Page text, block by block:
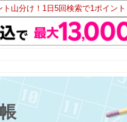
ト山分け！1日5回検索で1ポイン